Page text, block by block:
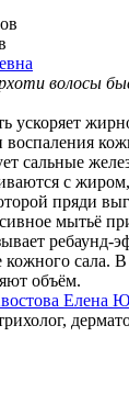
волосы
ускоряет
воспаления
сальные
с
пряди
мытьё
сала.
объём.
Елена